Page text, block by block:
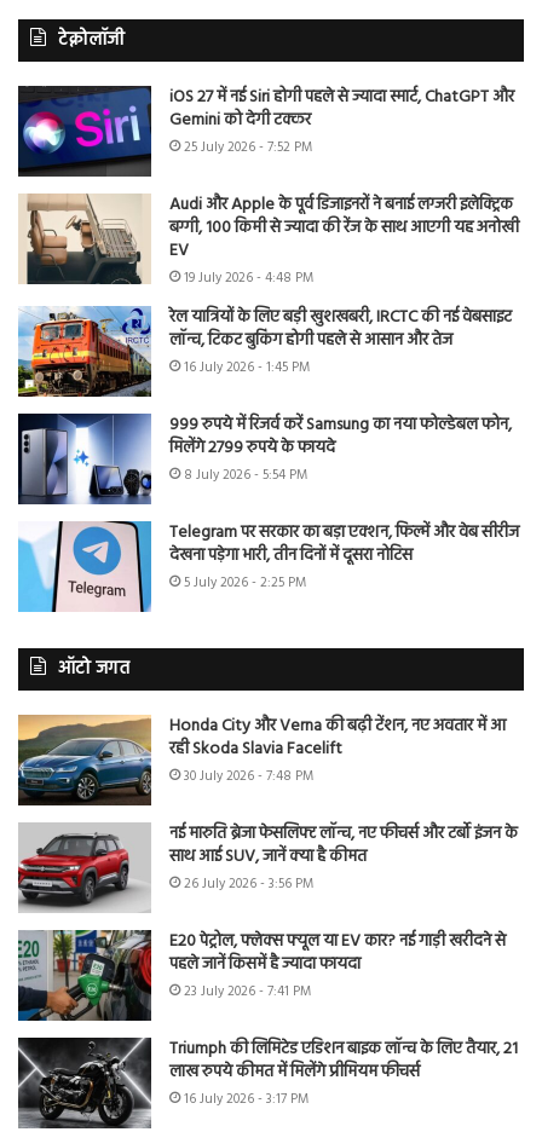
टेक्नोलॉजी
iOS 27 में नई Siri होगी पहले से ज्यादा स्मार्ट, ChatGPT और
Gemini को देगी टक्कर
25 July 2026 - 7:52 PM
Audi और Apple के पूर्व डिजाइनरों ने बनाई लग्जरी इलेक्ट्रिक
बग्गी, 100 किमी से ज्यादा की रेंज के साथ आएगी यह अनोखी
EV
19 July 2026 - 4:48 PM
रेल यात्रियों के लिए बड़ी खुशखबरी, IRCTC की नई वेबसाइट
लॉन्च, टिकट बुकिंग होगी पहले से आसान और तेज
16 July 2026 - 1:45 PM
999 रुपये में रिजर्व करें Samsung का नया फोल्डेबल फोन,
मिलेंगे 2799 रुपये के फायदे
8 July 2026 - 5:54 PM
Telegram पर सरकार का बड़ा एक्शन, फिल्में और वेब सीरीज
देखना पड़ेगा भारी, तीन दिनों में दूसरा नोटिस
5 July 2026 - 2:25 PM
ऑटो जगत
Honda City और Verna की बढ़ी टेंशन, नए अवतार में आ
रही Skoda Slavia Facelift
30 July 2026 - 7:48 PM
नई मारुति ब्रेजा फेसलिफ्ट लॉन्च, नए फीचर्स और टर्बो इंजन के
साथ आई SUV, जानें क्या है कीमत
26 July 2026 - 3:56 PM
E20 पेट्रोल, फ्लेक्स फ्यूल या EV कार? नई गाड़ी खरीदने से
पहले जानें किसमें है ज्यादा फायदा
23 July 2026 - 7:41 PM
Triumph की लिमिटेड एडिशन बाइक लॉन्च के लिए तैयार, 21
लाख रुपये कीमत में मिलेंगे प्रीमियम फीचर्स
16 July 2026 - 3:17 PM